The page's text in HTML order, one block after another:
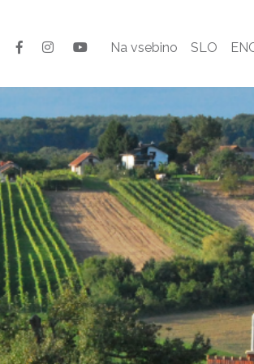
Na vsebino SLO